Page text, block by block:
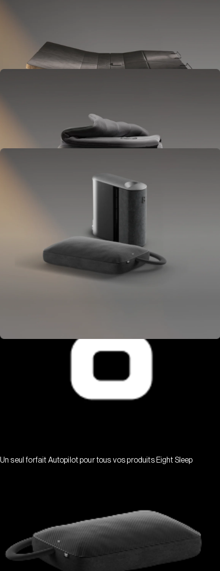
S'incline pour alléger la pression, réduire les ronflements et diffuser
des ambiances sonores.
EN OPTION
Blanket
Recouvre votre lit comme une couette.
Assure une régulation thermique sur tout le corps.
EN OPTION
Un seul forfait Autopilot pour tous vos produits Eight Sleep